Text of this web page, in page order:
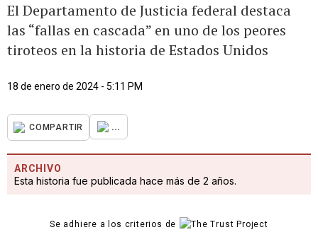
El Departamento de Justicia federal destaca
las “fallas en cascada” en uno de los peores
tiroteos en la historia de Estados Unidos
18 de enero de 2024 - 5:11 PM
COMPARTIR ...
ARCHIVO
Esta historia fue publicada hace más de 2 años.
Se adhiere a los criterios de